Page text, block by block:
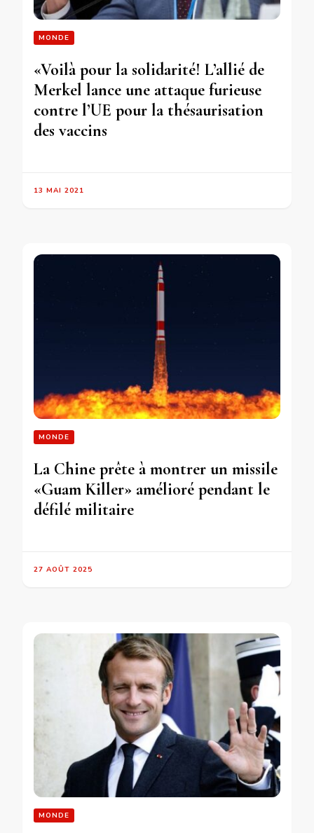
MONDE
«Voilà pour la solidarité! L’allié de
Merkel lance une attaque furieuse
contre l’UE pour la thésaurisation
des vaccins
13 MAI 2021
MONDE
La Chine prête à montrer un missile
«Guam Killer» amélioré pendant le
défilé militaire
27 AOÛT 2025
MONDE